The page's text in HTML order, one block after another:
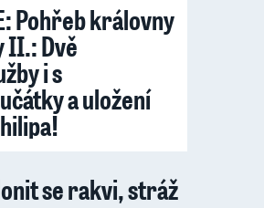
Pohřeb královny
II.: Dvě
i s
a uložení
se rakvi, stráž